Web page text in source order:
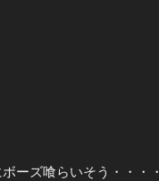
ーズ喰らいそう・・・・